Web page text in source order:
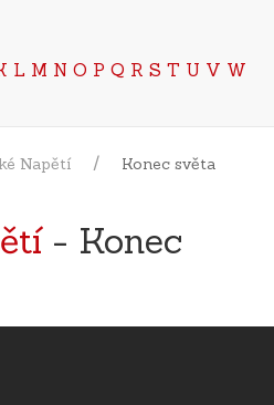
L M N O P Q R S T U V W
Napětí Konec světa
- Konec